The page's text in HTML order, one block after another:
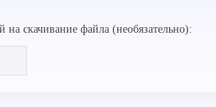
на скачивание файла (необязательно):